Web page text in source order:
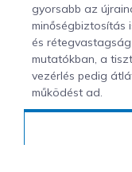
gyorsabb az
minőségbiztosítás
és
mutatókban, a
vezérlés pedig
működést ad.